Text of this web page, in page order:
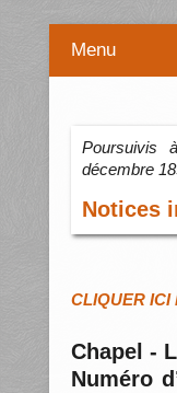
Menu
Poursuivis
décembre
Notices
CLIQUER ICI
Chapel -
Numéro